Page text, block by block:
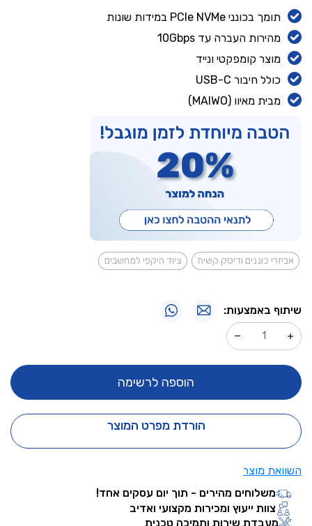
תומך בכונני PCIe NVMe במידות שונות
מהירות העברה עד ‎10Gbps‎
מוצר קומפקטי ונייד
כולל חיבור USB-C
מבית מאיוו (MAIWO)
אביזרי כוננים ודיסק קשיח ציוד היקפי למחשבים
שיתוף באמצעות:
הוספה לרשימה
הורדת מפרט המוצר
השוואת מוצר
משלוחים מהירים - תוך יום עסקים אחד!
צוות ייעוץ ומכירות מקצועי ואדיב
מעבדת שירות ותמיכה טכנית